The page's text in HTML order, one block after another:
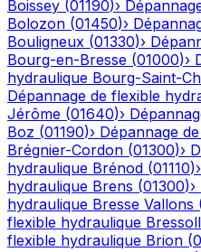
Boissey (01190)›
Bolozon (01450)›
Bouligneux (01330)›
Bourg-en-Bresse (01000)›
hydraulique Bourg-Saint-
Dépannage de flexible
Jérôme (01640)›
Boz (01190)› Dépannage
Brégnier-Cordon (01300)›
hydraulique Brénod (01110)›
hydraulique Brens (01300)›
hydraulique Bresse Vallons
flexible hydraulique
flexible hydraulique Brion (